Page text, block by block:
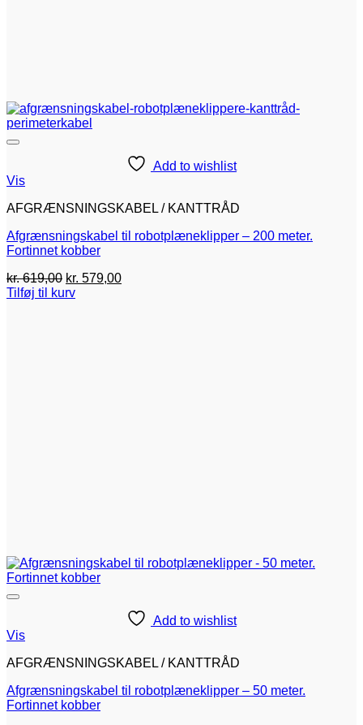
Add to wishlist
Vis
AFGRÆNSNINGSKABEL / KANTTRÅD
Afgrænsningskabel til robotplæneklipper – 200 meter.
Fortinnet kobber
kr.619,00 Den
oprindelige
kr. 579,00Den
Tilføj til kurv
Add to wishlist
Vis
AFGRÆNSNINGSKABEL / KANTTRÅD
Afgrænsningskabel til robotplæneklipper – 50 meter.
Fortinnet kobber